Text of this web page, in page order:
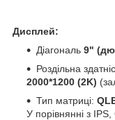
Дисплей:
Діагональ 9"
Роздільна
2000*1200 (2K)
Тип матриці:
У порівнянні з